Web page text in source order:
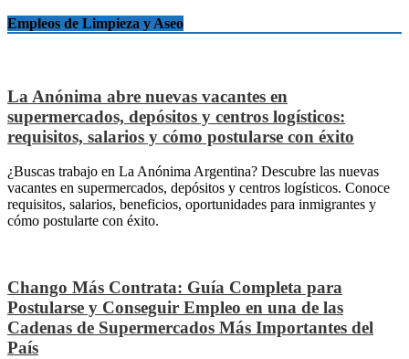
Empleos de Limpieza y Aseo
La Anónima abre nuevas vacantes en
supermercados, depósitos y centros logísticos:
requisitos, salarios y cómo postularse con éxito
¿Buscas trabajo en La Anónima Argentina? Descubre las nuevas
vacantes en supermercados, depósitos y centros logísticos. Conoce
requisitos, salarios, beneficios, oportunidades para inmigrantes y
cómo postularte con éxito.
Chango Más Contrata: Guía Completa para
Postularse y Conseguir Empleo en una de las
Cadenas de Supermercados Más Importantes del
País